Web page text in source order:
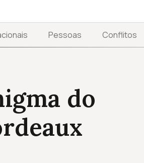
Pessoas Conflitos
do